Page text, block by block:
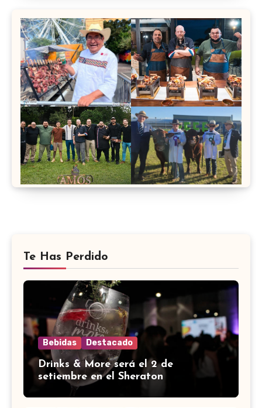
Te Has Perdido
Bebidas Destacado
Drinks & More será el 2 de
setiembre en el Sheraton